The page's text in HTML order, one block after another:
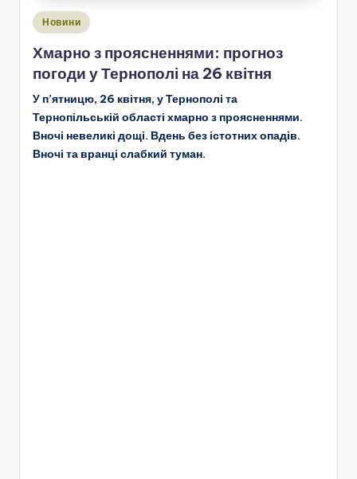
Опубліковано
Новини
Хмарно з проясненнями: прогноз
погоди у Тернополі на 26 квітня
У п’ятницю, 26 квітня, у Тернополі та
Тернопільській області хмарно з проясненнями.
Вночі невеликі дощі. Вдень без істотних опадів.
Вночі та вранці слабкий туман.